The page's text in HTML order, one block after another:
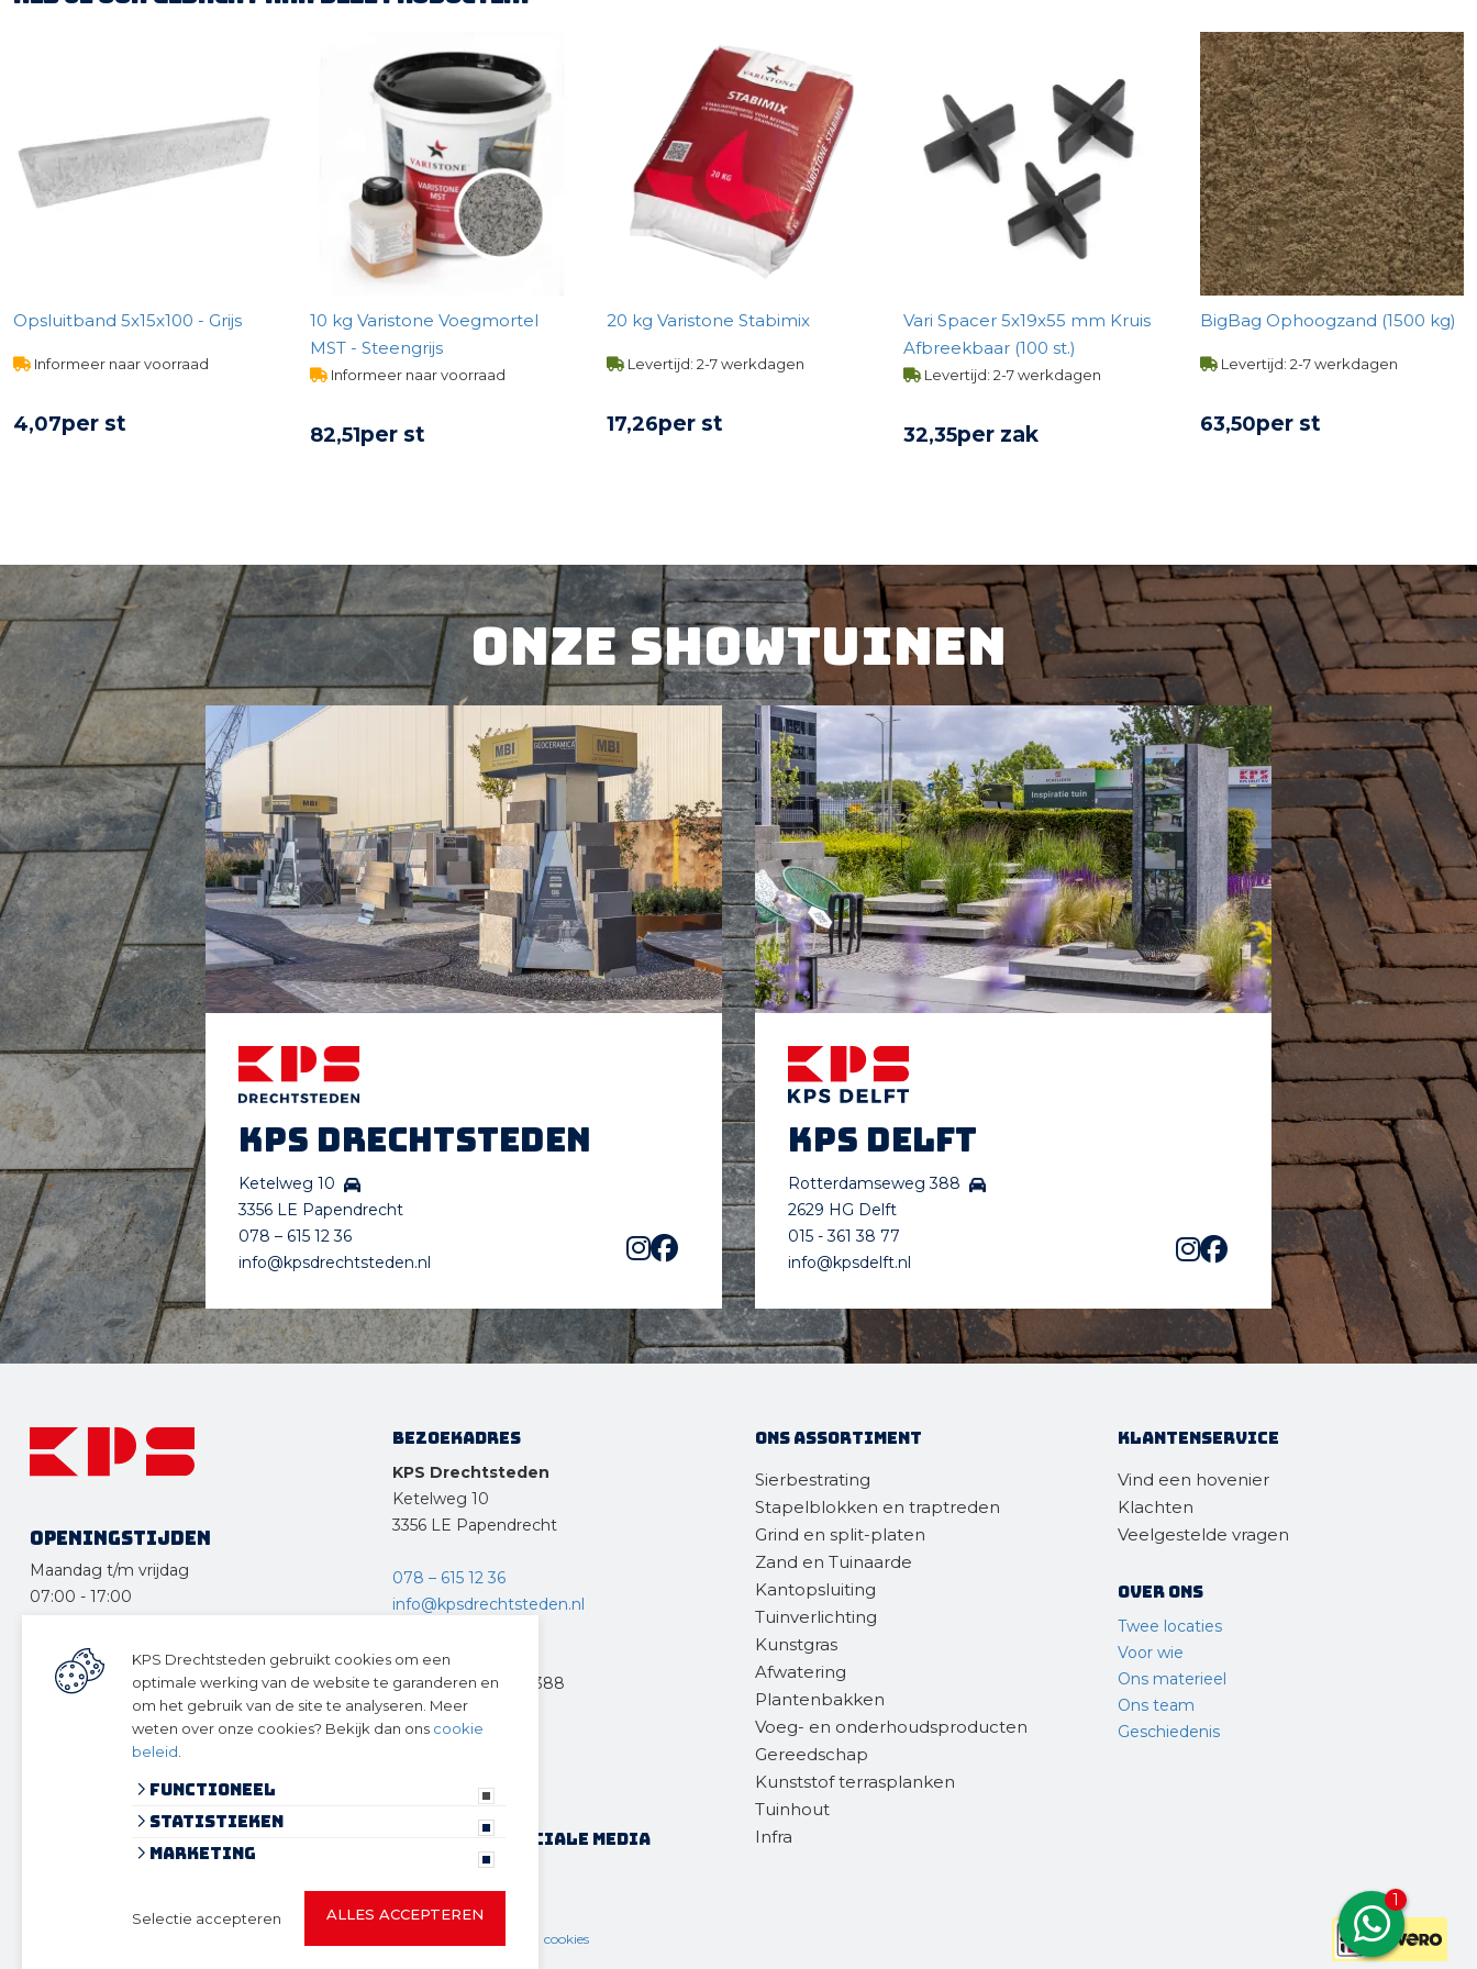
Opsluitband 5x15x100 - Grijs
Informeer naar voorraad
4,07per st
10 kg Varistone Voegmortel
MST - Steengrijs
Informeer naar voorraad
82,51per st
20 kg Varistone Stabimix
Levertijd: 2-7 werkdagen
17,26per st
Vari Spacer 5x19x55 mm Kruis
Afbreekbaar (100 st.)
Levertijd: 2-7 werkdagen
32,35per zak
BigBag Ophoogzand (1500 kg)
Levertijd: 2-7 werkdagen
63,50per st
Onze showtuinen
KPS Drechtsteden
Ketelweg 10
3356 LE Papendrecht
078 – 615 12 36
info@kpsdrechtsteden.nl
KPS Delft
Rotterdamseweg 388
2629 HG Delft
015 - 361 38 77
info@kpsdelft.nl
Openingstijden
Maandag t/m vrijdag
07:00 - 17:00
08:30-12:30
Zondag en feestdagen
Bezoekadres
KPS Drechtsteden
Ketelweg 10
3356 LE Papendrecht
078 – 615 12 36
info@kpsdrechtsteden.nl
KPS Delft
Rotterdamseweg 388
2629 HG Delft
info@kpsdelft.nl
Volg ons op sociale media
Ons assortiment
Sierbestrating
Stapelblokken en traptreden
Grind en split-platen
Zand en Tuinaarde
Kantopsluiting
Tuinverlichting
Kunstgras
Afwatering
Plantenbakken
Voeg- en onderhoudsproducten
Gereedschap
Kunststof terrasplanken
Tuinhout
Infra
Klantenservice
Vind een hovenier
Klachten
Veelgestelde vragen
Over ons
Twee locaties
Voor wie
Ons materieel
Ons team
Geschiedenis
1
cookies
KPS Drechtsteden gebruikt cookies om een
optimale werking van de website te garanderen en
om het gebruik van de site te analyseren. Meer
weten over onze cookies? Bekijk dan ons cookie
beleid
Functioneel
Statistieken
Marketing
Selectie accepteren ALLES ACCEPTEREN